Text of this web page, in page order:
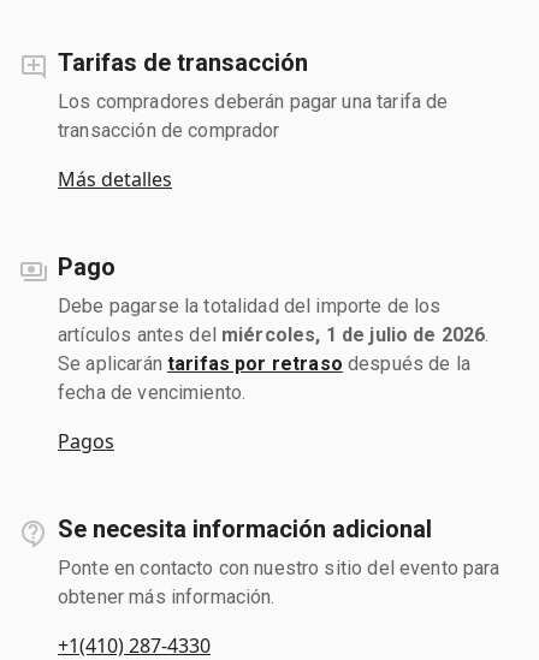
Tarifas de transacción
Los compradores deberán pagar una tarifa de
transacción de comprador
Más detalles
Pago
Debe pagarse la totalidad del importe de los
artículos antes del miércoles, 1 de julio de 2026
Se aplicarán tarifas por retraso después de la
fecha de vencimiento.
Pagos
Se necesita información adicional
Ponte en contacto con nuestro sitio del evento para
obtener más información.
+1(410) 287-4330